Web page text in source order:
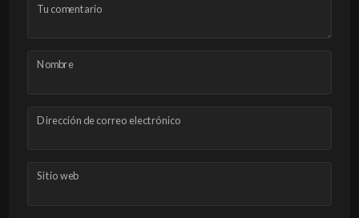
Tu comentario
Nombre
Dirección de correo electrónico
Sitio web